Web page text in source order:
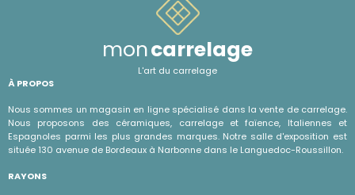
moncarrelage
L'art du carrelage
À PROPOS
Nous sommes un magasin en ligne spécialisé dans la vente de carrelage.
Nous proposons des céramiques, carrelage et faïence, Italiennes et
Espagnoles parmi les plus grandes marques. Notre salle d'exposition est
située 130 avenue de Bordeaux à Narbonne dans le Languedoc-Roussillon.
RAYONS